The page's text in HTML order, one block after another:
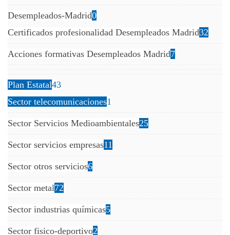
Desempleados-Madrid0
Certificados profesionalidad Desempleados Madrid32
Acciones formativas Desempleados Madrid7
Plan Estatal43
Sector telecomunicaciones1
Sector Servicios Medioambientales25
Sector servicios empresas11
Sector otros servicios6
Sector metal72
Sector industrias químicas5
Sector fisico-deportivo2